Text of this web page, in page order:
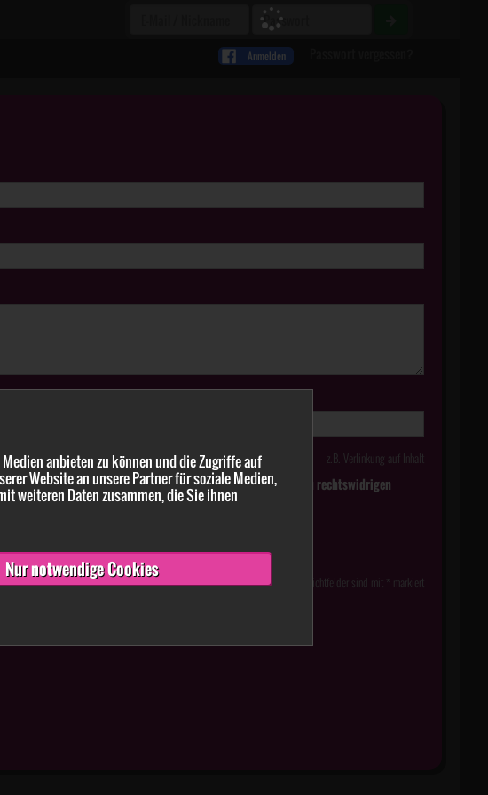
anbieten zu können und die Zugriffe auf
Website an unsere Partner für soziale Medien,
weiteren Daten zusammen, die Sie ihnen
Nur notwendige Cookies
Anmelden
z.B. Verlinkung auf Inhalt
sind. Wissentlich falsche oder irreführende Meldungen zu rechtswidrigen
Pflichtfelder sind mit * markiert